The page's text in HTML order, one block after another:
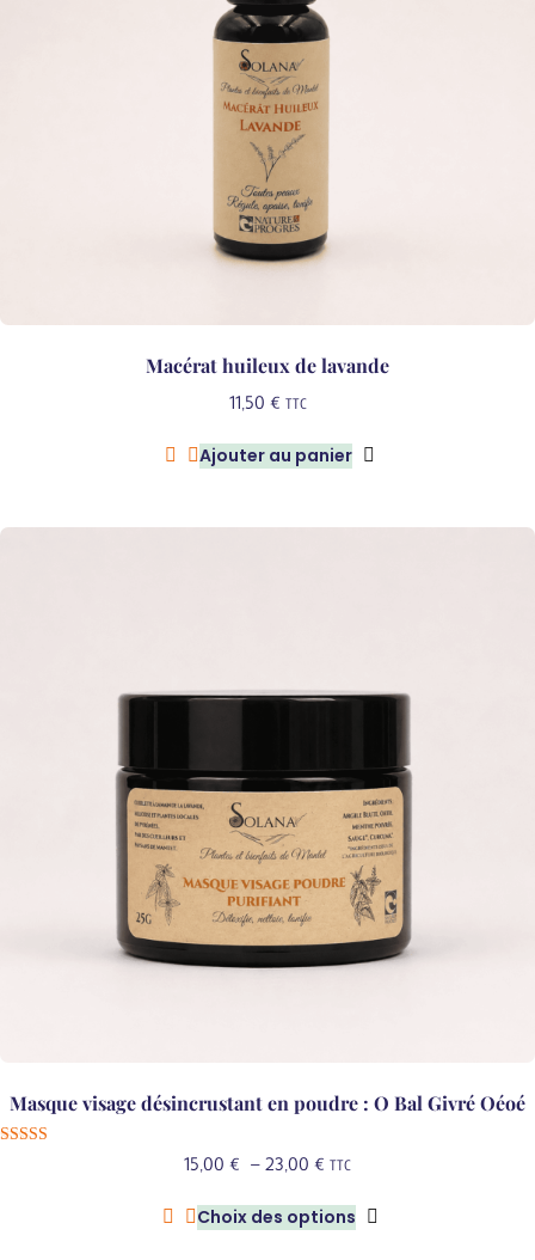
Macérat huileux de lavande
11,50 € TTC
Ajouter au panier
Masque visage désincrustant en poudre : O Bal Givré Oéoé
15,00 € – 23,00 € Plage
prix :
TTC
Choix des options